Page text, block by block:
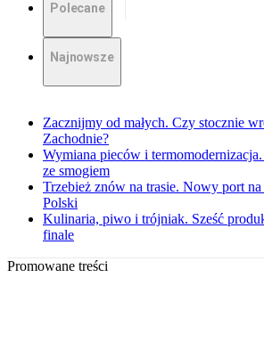
Polecane
Najnowsze
Zacznijmy od małych. Czy stocznie
Zachodnie?
Wymiana pieców i
ze smogiem
Trzebież znów na trasie. Nowy port
Polski
Kulinaria, piwo i trójniak. Sześć
finale
Promowane treści